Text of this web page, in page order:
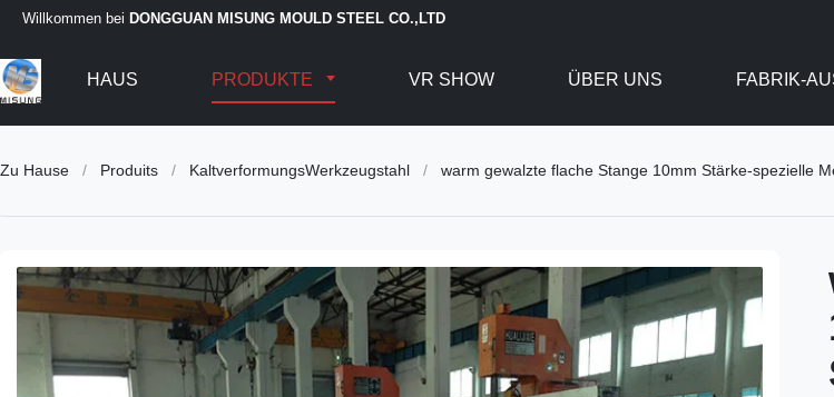
Willkommen bei DONGGUAN MISUNG MOULD STEEL CO.,LTD
HAUS PRODUKTE VR SHOW ÜBER UNS FABRIK-
Zu Hause / Produits / KaltverformungsWerkzeugstahl / warm gewalzte flache Stange 10mm Stärke-spezielle